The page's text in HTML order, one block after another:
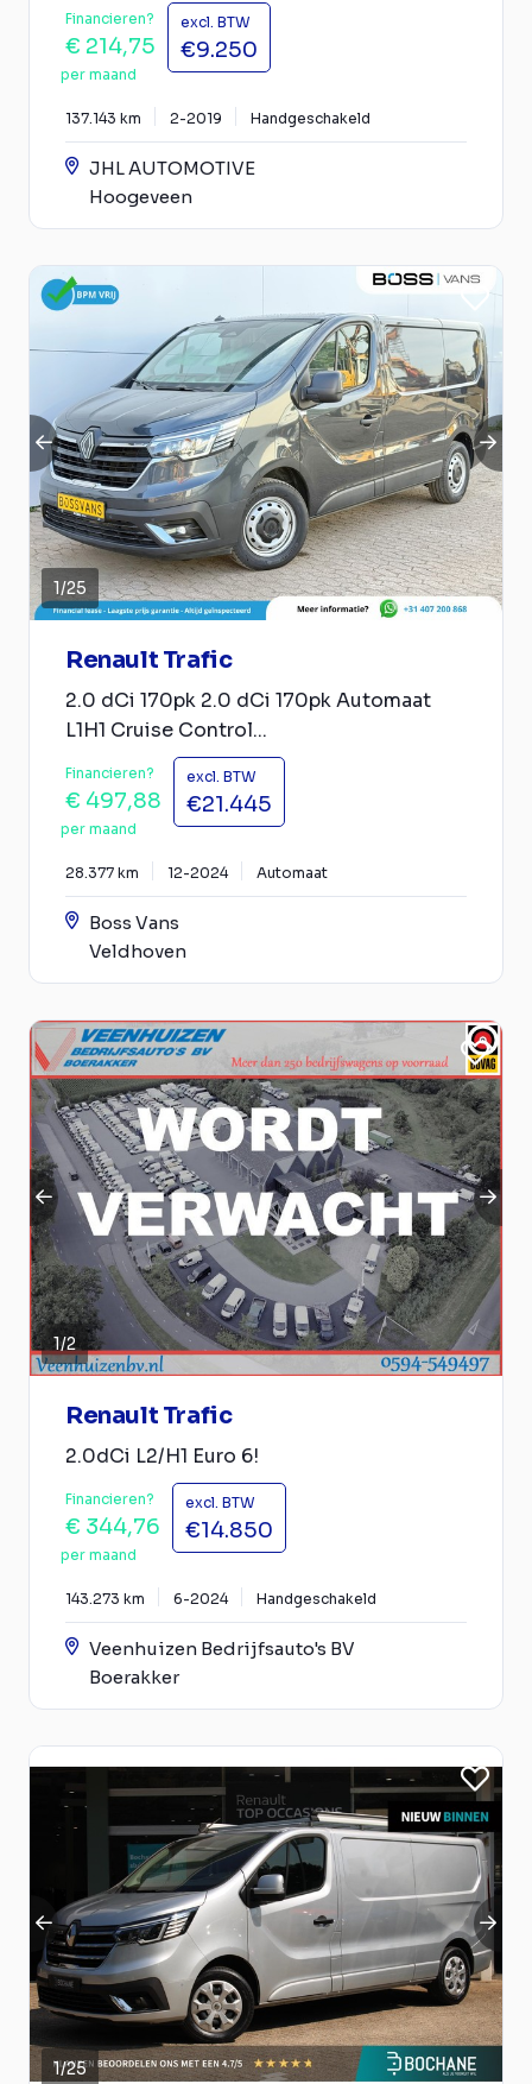
Financieren?
€ 214,75
per maand
excl. BTW
€9.250
137.143 km 2-2019 Handgeschakeld
JHL AUTOMOTIVE
Hoogeveen
1/25
Renault Trafic
2.0 dCi 170pk 2.0 dCi 170pk Automaat
L1H1 Cruise Control...
Financieren?
€ 497,88
per maand
excl. BTW
€21.445
28.377 km 12-2024 Automaat
Boss Vans
Veldhoven
1/2
Renault Trafic
2.0dCi L2/H1 Euro 6!
Financieren?
€ 344,76
per maand
excl. BTW
€14.850
143.273 km 6-2024 Handgeschakeld
Veenhuizen Bedrijfsauto's BV
Boerakker
1/25